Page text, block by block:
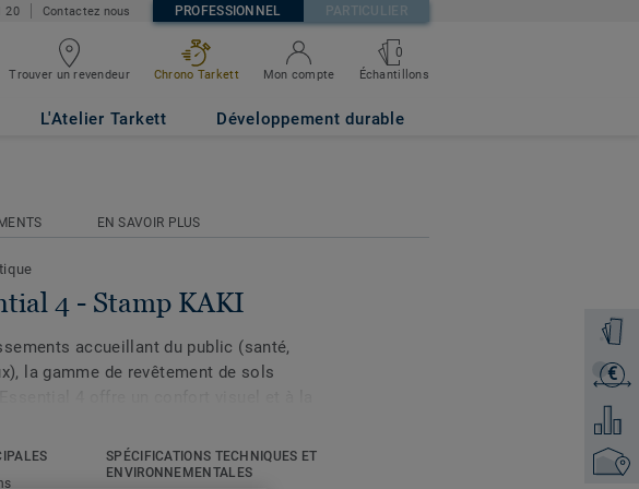
20 Contactez nous PROFESSIONNEL PARTICULIER
Trouver un revendeur Chrono Tarkett Mon compte
0
Échantillons
L'Atelier Tarkett Développement durable
€
EN SAVOIR PLUS
4 - Stamp KAKI
accueillant du public (santé,
la gamme de revêtement de sols
couche d'usure est renforcée par un
100 % recyclable, le PVC acoustique
de COVT inférieures à 10µg / m3 après 28
SPÉCIFICATIONS TECHNIQUES ET
ENVIRONNEMENTALES